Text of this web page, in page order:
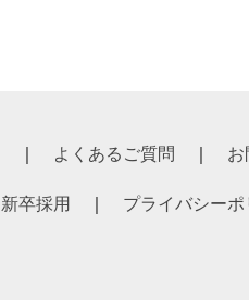
よくあるご質問 お
新卒採用 プライバシーポ